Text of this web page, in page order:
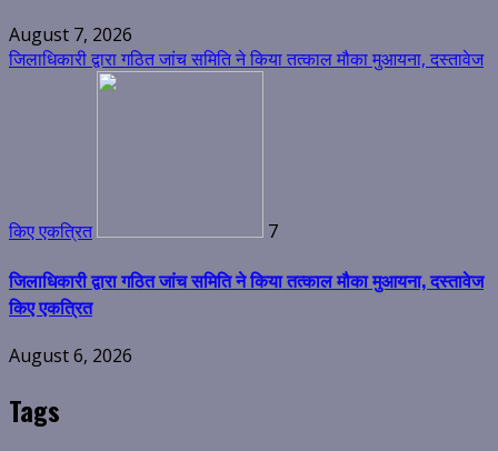
August 7, 2026
जिलाधिकारी द्वारा गठित जांच समिति ने किया तत्काल मौका मुआयना, दस्तावेज
किए एकत्रित 7
जिलाधिकारी द्वारा गठित जांच समिति ने किया तत्काल मौका मुआयना, दस्तावेज
किए एकत्रित
August 6, 2026
Tags